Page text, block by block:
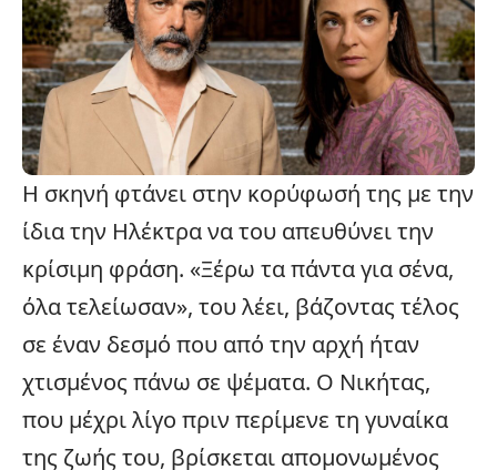
Η σκηνή φτάνει στην κορύφωσή της με την
ίδια την Ηλέκτρα να του απευθύνει την
κρίσιμη φράση. «Ξέρω τα πάνταγια σένα,
όλα τελείωσαν», του λέει, βάζοντας τέλος
σε έναν δεσμό που από την αρχή ήταν
χτισμένος πάνω σε ψέματα. Ο Νικήτας,
που μέχρι λίγο πριν περίμενε τη γυναίκα
της ζωής του, βρίσκεται απομονωμένος